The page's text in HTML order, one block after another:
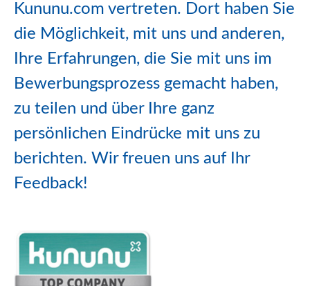
Kununu.com vertreten. Dort haben Sie
die Möglichkeit, mit uns und anderen,
Ihre Erfahrungen, die Sie mit uns im
Bewerbungsprozess gemacht haben,
zu teilen und über Ihre ganz
persönlichen Eindrücke mit uns zu
berichten. Wir freuen uns auf Ihr
Feedback!